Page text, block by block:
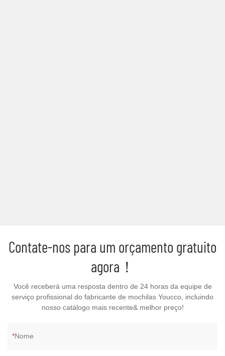
Contate-nos para um orçamento gratuito
agora！
Você receberá uma resposta dentro de 24 horas da equipe de
serviço profissional do fabricante de mochilas Youcco, incluindo
nosso catálogo mais recente& melhor preço!
Nome